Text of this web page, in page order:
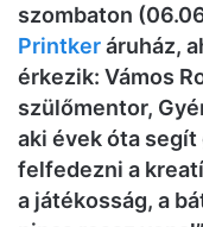
szombaton
Printkeráruház,
érkezik: Vámos
szülőmentor,
aki évek óta
felfedezni a
a játékosság, a